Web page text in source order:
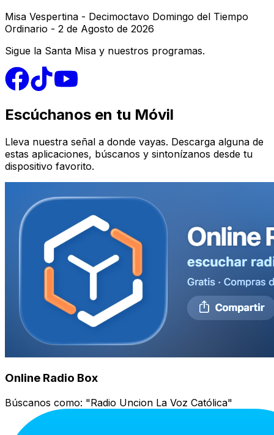
Misa Vespertina - Decimoctavo Domingo del Tiempo
Ordinario - 2 de Agosto de 2026
Sigue la Santa Misa y nuestros programas.
Escúchanos en tu Móvil
Lleva nuestra señal a donde vayas. Descarga alguna de
estas aplicaciones, búscanos y sintonízanos desde tu
dispositivo favorito.
Online Radio Box
Búscanos como: "Radio Uncion La Voz Católica"